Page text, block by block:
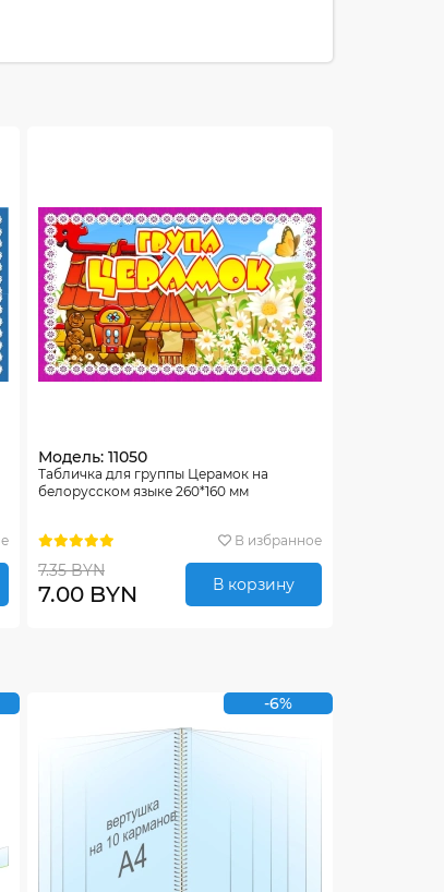
Модель: 11050
Табличка для группы Церамок на
белорусском языке 260*160 мм
В избранное
7.35 BYN
7.00 BYN В корзину
-6%